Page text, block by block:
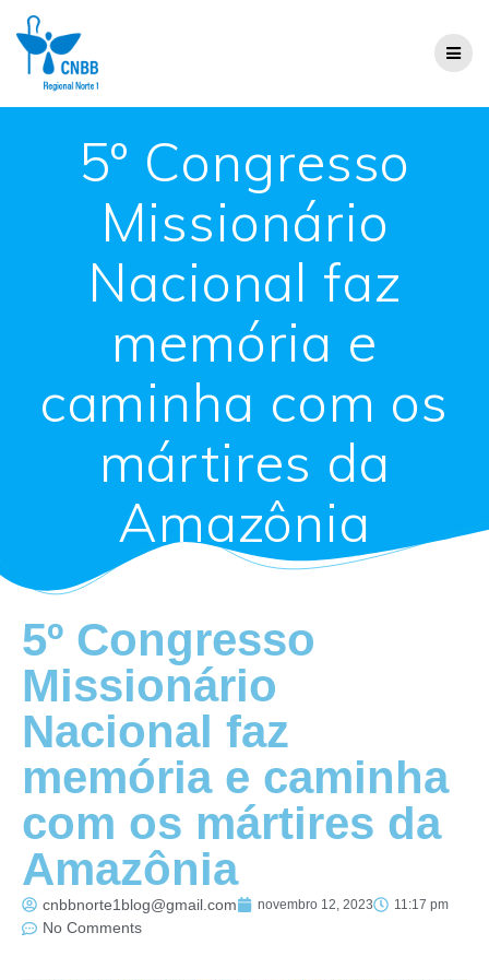
5º Congresso
Missionário
Nacional faz
memória e
caminha com os
mártires da
Amazônia
5º Congresso
Missionário
Nacional faz
memória e caminha
com os mártires da
Amazônia
cnbbnorte1blog@gmail.com novembro 12, 2023 11:17 pm
No Comments